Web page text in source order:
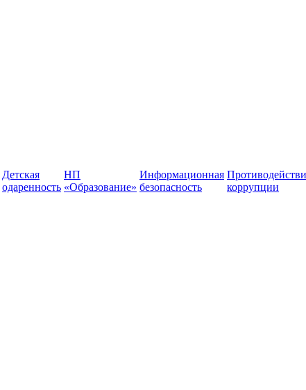
Детская
одаренность
НП
«Образование»
Информационная
безопасность
коррупции